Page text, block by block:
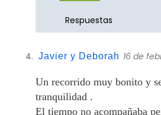
Respuestas
Javier y Deborah 16 de
Un recorrido muy bonito y
tranquilidad .
El tiempo no acompañaba